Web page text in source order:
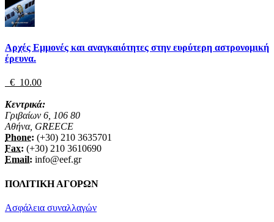
Αρχές Εμμονές και αναγκαιότητες στην ευρύτερη αστρονομική
έρευνα.
€ 10.00
Κεντρικά:
Γριβαίων 6, 106 80
Αθήνα, GREECE
Phone: (+30) 210 3635701
Fax: (+30) 210 3610690
Email: info@eef.gr
ΠΟΛΙΤΙΚΗ ΑΓΟΡΩΝ
Ασφάλεια συναλλαγών